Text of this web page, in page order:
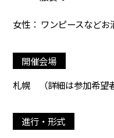
女性： ワンピースなどお
開催会場
札幌
（詳細は参加希望
進行・形式